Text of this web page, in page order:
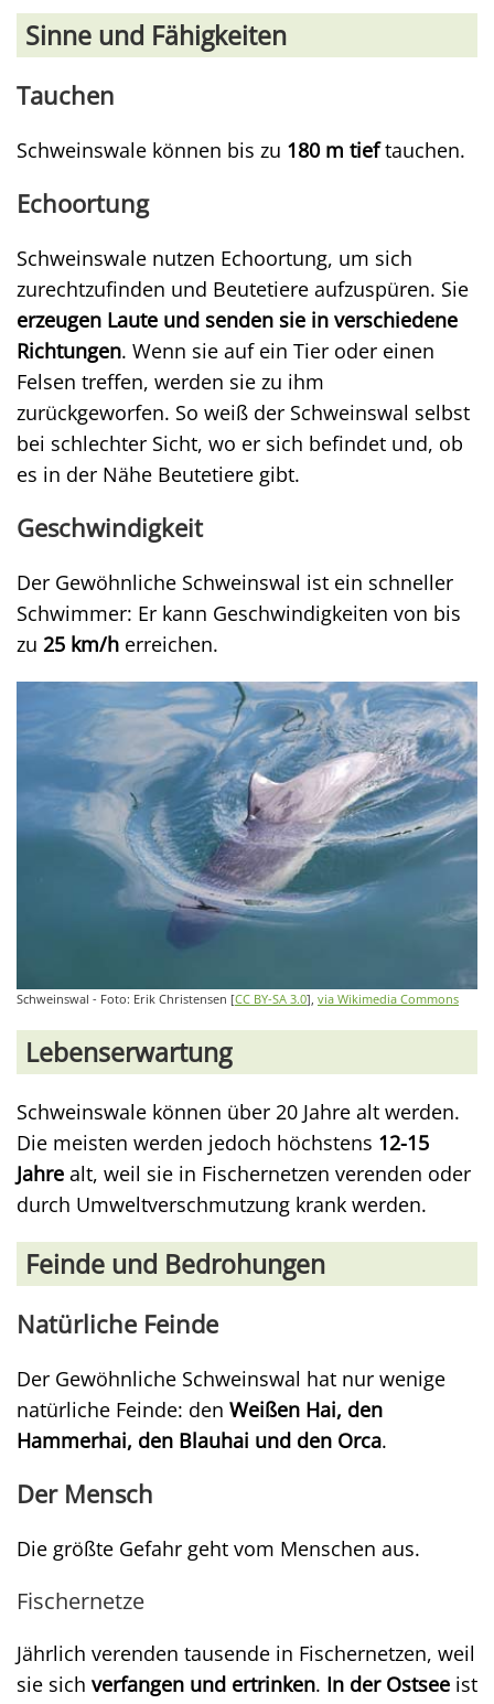
Sinne und Fähigkeiten
Tauchen
Schweinswale können bis zu 180 m tieftauchen.
Echoortung
Schweinswale nutzen Echoortung, um sich
zurechtzufinden und Beutetiere aufzuspüren. Sie
erzeugen Laute und senden sie in verschiedene
Richtungen. Wenn sie auf ein Tier oder einen
Felsen treffen, werden sie zu ihm
zurückgeworfen. So weiß der Schweinswal selbst
bei schlechter Sicht, wo er sich befindet und, ob
es in der Nähe Beutetiere gibt.
Geschwindigkeit
Der Gewöhnliche Schweinswal ist ein schneller
Schwimmer: Er kann Geschwindigkeiten von bis
zu 25 km/h erreichen.
Schweinswal - Foto: Erik Christensen [CC BY-SA 3.0], via Wikimedia Commons
Lebenserwartung
Schweinswale können über 20 Jahre alt werden.
Die meisten werden jedoch höchstens 12-15
Jahre alt, weil sie in Fischernetzen verenden oder
durch Umweltverschmutzung krank werden.
Feinde und Bedrohungen
Natürliche Feinde
Der Gewöhnliche Schweinswal hat nur wenige
natürliche Feinde: den Weißen Hai, den
Hammerhai, den Blauhai und den Orca.
Der Mensch
Die größte Gefahr geht vom Menschen aus.
Fischernetze
Jährlich verenden tausende in Fischernetzen, weil
sie sich verfangen und ertrinken. In der Ostsee ist